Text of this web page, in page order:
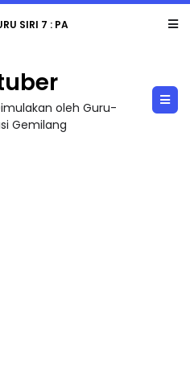
PENYELAMAT DUNIA
oleh Guru-
Gemilang